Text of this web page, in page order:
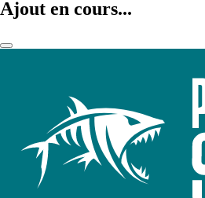
Ajout en cours...